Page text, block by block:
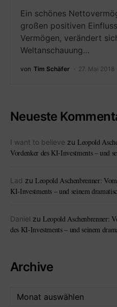
Ein schönes
großen positiven
Vermögen, verändert
Weltanschauung…
von Tim Schäfer 27. Mai 2018
Neueste
I want to believe zu Leopold
Vordenker des KI-Investments – und
Lad zu Leopold Aschenbrenner:
KI-Investments – und seinem
Daniel zu Leopold Aschenbrenner:
des KI-Investments – und seinem
Archive